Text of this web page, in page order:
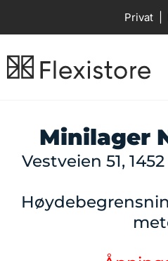
Privat|
Minilager
Vestveien 51,